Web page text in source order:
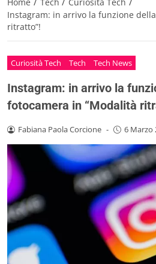
Home Tech Curiosità Tech
Instagram: in arrivo la funzione
ritratto”!
Curiosità Tech Tech Tech News
Instagram: in arrivo la
fotocamera in “Modalità
Fabiana Paola Corcione - 6 Marzo